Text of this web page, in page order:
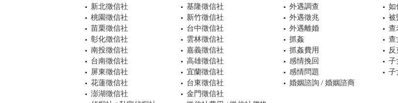
新北徵信社
基隆徵信社
桃園徵信社
新竹徵信社
苗栗徵信社
台中徵信社
彰化徵信社
雲林徵信社
南投徵信社
嘉義徵信社
台南徵信社
高雄徵信社
屏東徵信社
宜蘭徵信社
花蓮徵信社
台東徵信社
澎湖徵信社
金門徵信社
外遇調查
外遇徵兆
外遇離婚
抓姦
抓姦費用
感情挽回
感情問題
婚姻諮詢 / 婚姻諮商
如
被
查
查
反
子
子